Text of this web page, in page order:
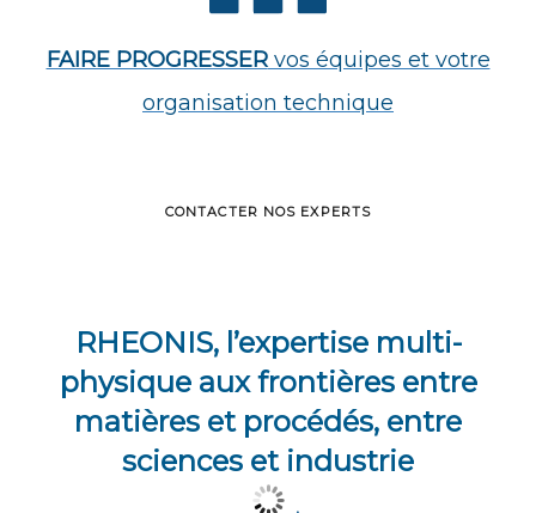
FAIRE PROGRESSERvos équipes et votre
organisation technique
CONTACTER NOS EXPERTS
RHEONIS, l’expertise multi-
physique aux frontières entre
matières et procédés, entre
sciences et industrie